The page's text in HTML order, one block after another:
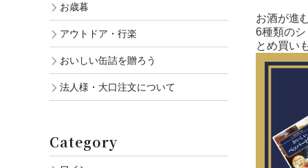
お酒が進
6種類の
とめ買い
お歳暮
アウトドア・行楽
おいしい缶詰を贈ろう
法人様・大口注文について
Category